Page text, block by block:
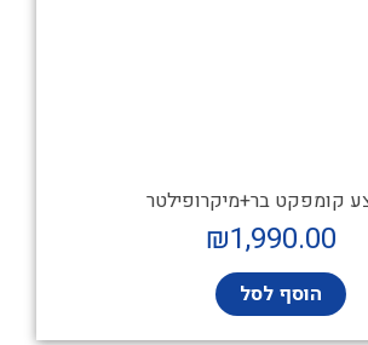
קומפקט בר+מיקרופילטר
₪1,990.00
הוסף לסל